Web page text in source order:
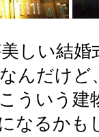
しい結
んだけど
ういう建
なるかも